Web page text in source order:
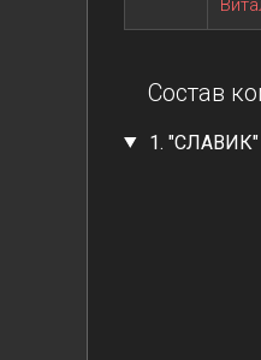
Состав
1. "СЛАВИК"